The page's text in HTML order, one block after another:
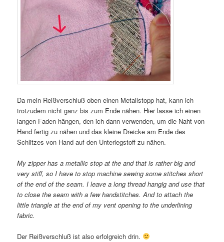
Da mein Reißverschluß oben einen Metallstopp hat, kann ich
trotzudem nicht ganz bis zum Ende nähen. Hier lasse ich einen
langen Faden hängen, den ich dann verwenden, um die Naht von
Hand fertig zu nähen und das kleine Dreicke am Ende des
Schlitzes von Hand auf den Unterlegstoff zu nähen.
My zipper has a metallic stop at the and that is rather big and
very stiff, so I have to stop machine sewing some stitches short
of the end of the seam. I leave a long thread hangig and use that
to close the seam with a few handstitches. And to attach the
little triangle at the end of my vent opening to the underlining
fabric.
Der Reißverschluß ist also erfolgreich drin.